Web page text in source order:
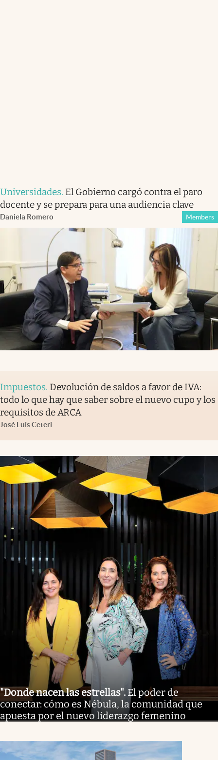
Universidades. El Gobierno cargó contra el paro
docente y se prepara para una audiencia clave
Daniela Romero Members
Impuestos. Devolución de saldos a favor de IVA:
todo lo que hay que saber sobre el nuevo cupo y los
requisitos de ARCA
José Luis Ceteri
"Donde nacen las estrellas". El poder de
conectar: cómo es Nébula, la comunidad que
apuesta por el nuevo liderazgo femenino